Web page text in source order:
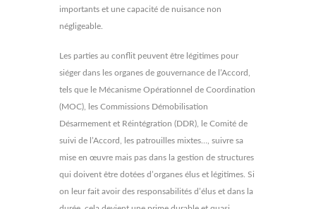
importants et une capacité de nuisance non
négligeable.
Les parties au conflit peuvent être légitimes pour
siéger dans les organes de gouvernance de l’Accord,
tels que le Mécanisme Opérationnel de Coordination
(MOC), les Commissions Démobilisation
Désarmement et Réintégration (DDR), le Comité de
suivi de l’Accord, les patrouilles mixtes…, suivre sa
mise en œuvre mais pas dans la gestion de structures
qui doivent être dotées d’organes élus et légitimes. Si
on leur fait avoir des responsabilités d’élus et dans la